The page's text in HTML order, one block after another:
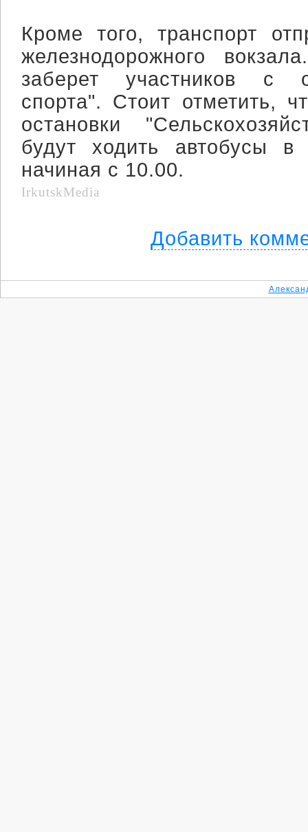
Кроме того, транспорт
железнодорожного
заберет участников с
спорта". Стоит отметить,
остановки
будут ходить автобусы
начиная с 10.00.
IrkutskMedia
Добавить